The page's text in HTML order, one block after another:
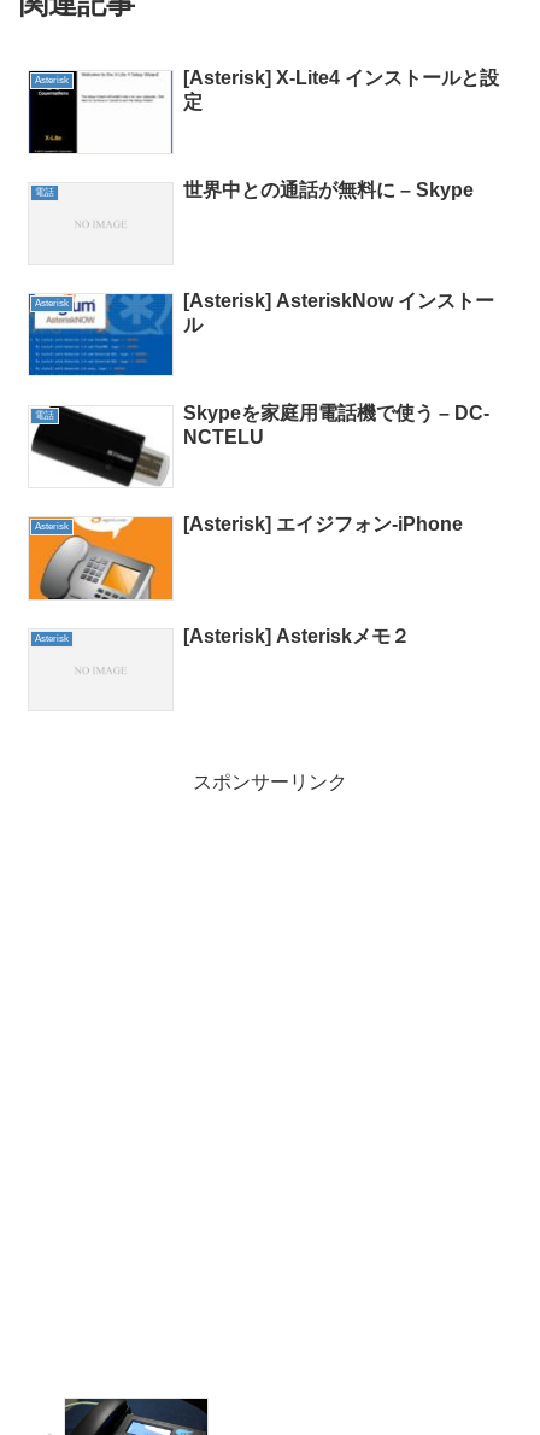
Asterisk
[Asterisk] X-Lite4 インストールと設
定
電話 世界中との通話が無料に – Skype
Asterisk
[Asterisk] AsteriskNow インストー
ル
電話
Skypeを家庭用電話機で使う – DC-
NCTELU
Asterisk [Asterisk] エイジフォン-iPhone
Asterisk [Asterisk] Asteriskメモ２
スポンサーリンク